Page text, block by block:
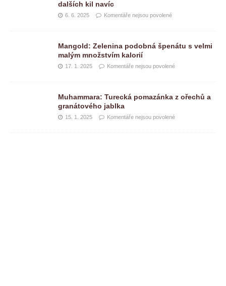
dalších kil navíc
6. 6. 2025 Komentáře nejsou povolené
Mangold: Zelenina podobná špenátu s velmi
malým množstvím kalorií
17. 1. 2025 Komentáře nejsou povolené
Muhammara: Turecká pomazánka z ořechů a
granátového jablka
15. 1. 2025 Komentáře nejsou povolené